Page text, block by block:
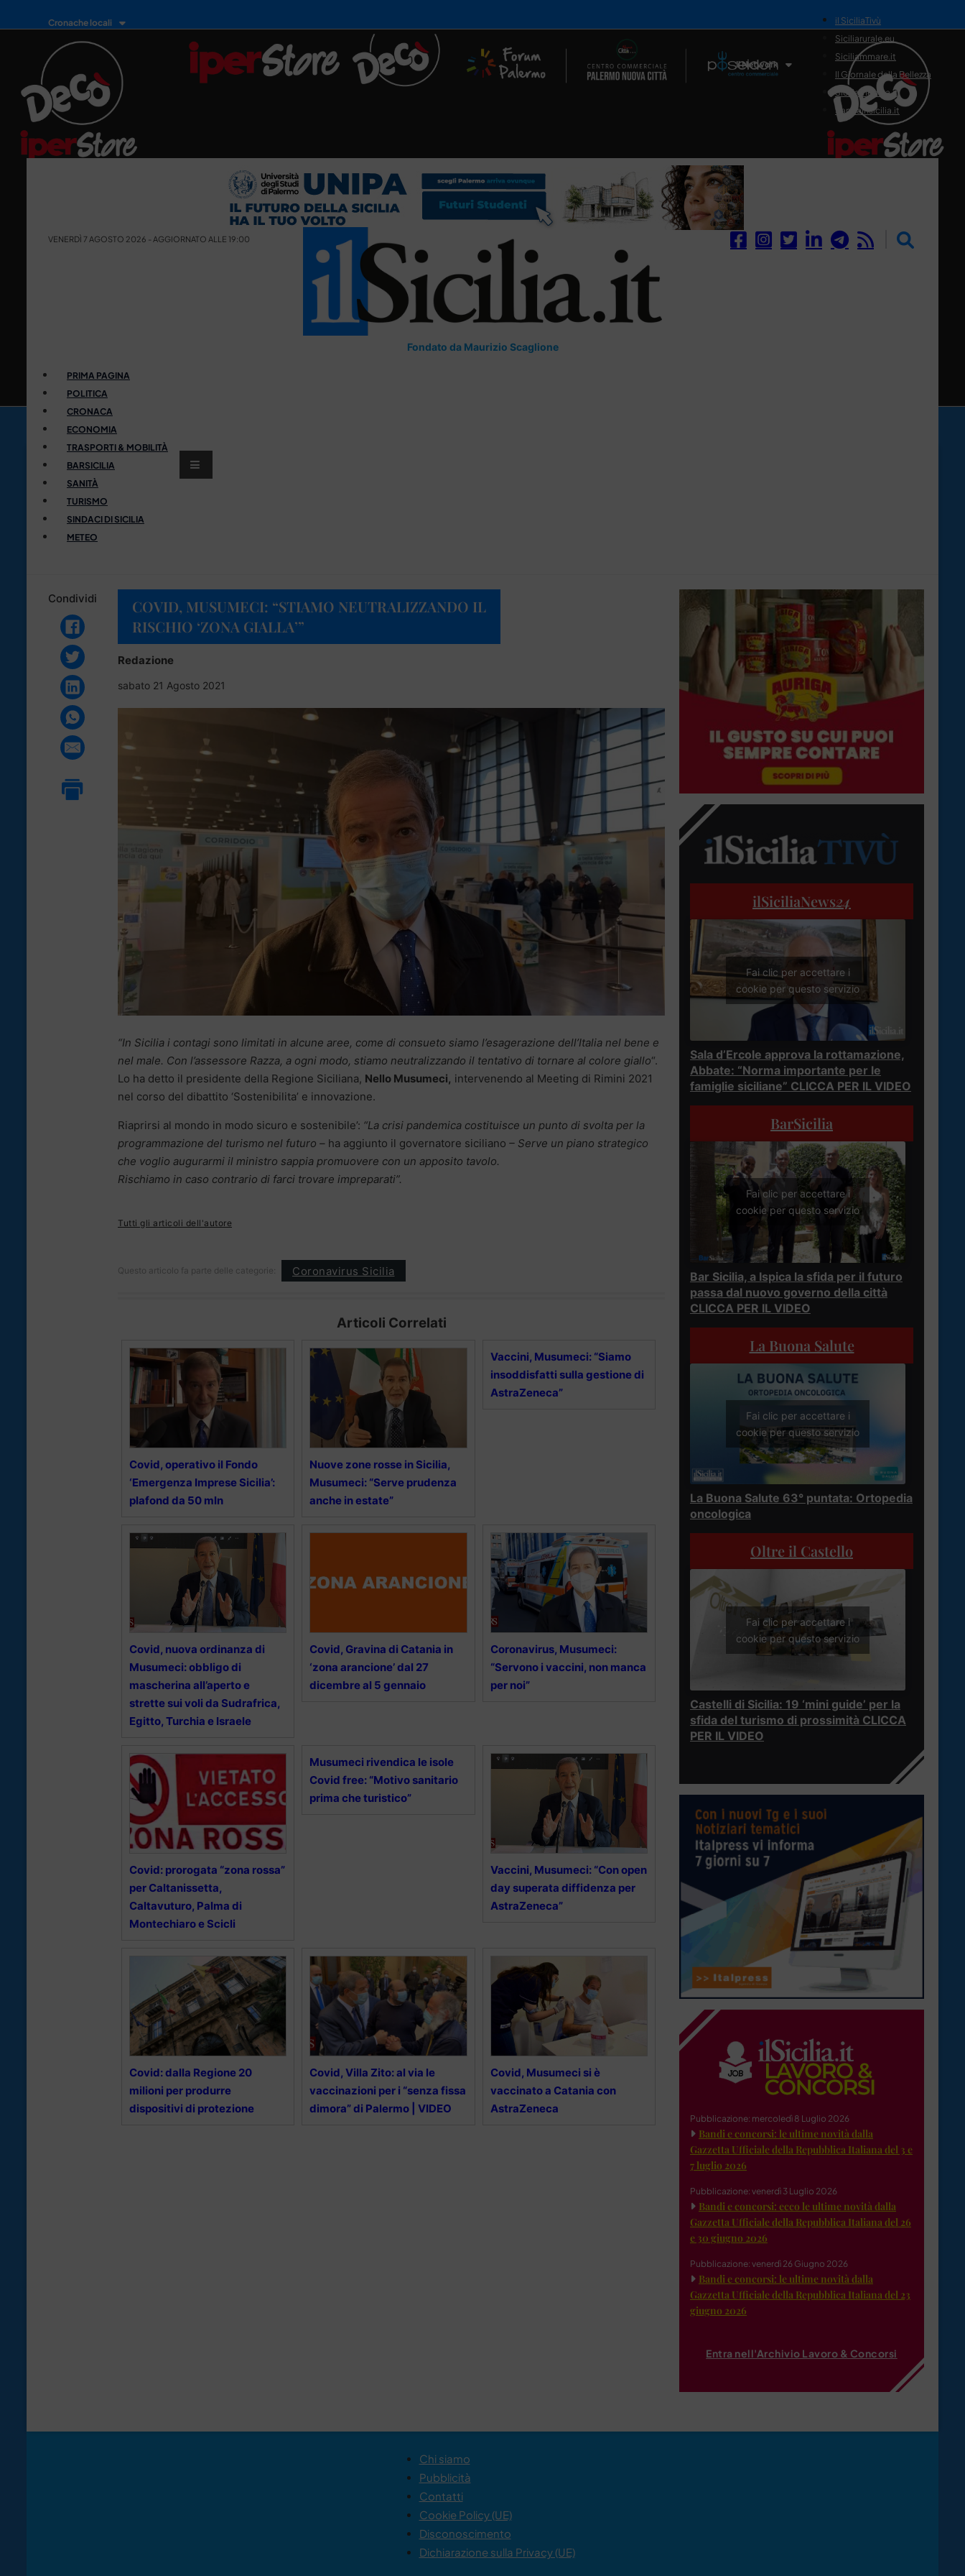
Cronache locali
Il Network
il SiciliaTivù
Siciliarurale.eu
Siciliammare.it
Il Giornale della Bellezza
Siciliamedica.it
Sanitainsicilia.it
VENERDÌ 7 AGOSTO 2026 - AGGIORNATO ALLE 19:00
Fondato da Maurizio Scaglione
PRIMA PAGINA
POLITICA
CRONACA
ECONOMIA
TRASPORTI & MOBILITÀ
BARSICILIA
SANITÀ
TURISMO
SINDACI DI SICILIA
METEO
Condividi
COVID, MUSUMECI: “STIAMO NEUTRALIZZANDO IL
RISCHIO ‘ZONA GIALLA’”
Redazione
sabato 21 Agosto 2021
“In Sicilia i contagi sono limitati in alcune aree, come di consueto siamo l’esagerazione dell’Italia nel bene e
nel male. Con l’assessore Razza, a ogni modo, stiamo neutralizzando il tentativo di tornare al colore giallo“.
Lo ha detto il presidente della Regione Siciliana, Nello Musumeci, intervenendo al Meeting di Rimini 2021
nel corso del dibattito ‘Sostenibilita’ e innovazione.
Riaprirsi al mondo in modo sicuro e sostenibile’: “La crisi pandemica costituisce un punto di svolta per la
programmazione del turismo nel futuro – ha aggiunto il governatore siciliano – Serve un piano strategico
che voglio augurarmi il ministro sappia promuovere con un apposito tavolo.
Rischiamo in caso contrario di farci trovare impreparati”.
Tutti gli articoli dell'autore
Questo articolo fa parte delle categorie: Coronavirus Sicilia
Articoli Correlati
Covid, operativo il Fondo
‘Emergenza Imprese Sicilia’:
plafond da 50 mln
Nuove zone rosse in Sicilia,
Musumeci: “Serve prudenza
anche in estate”
Vaccini, Musumeci: “Siamo
insoddisfatti sulla gestione di
AstraZeneca”
Covid, nuova ordinanza di
Musumeci: obbligo di
mascherina all’aperto e
strette sui voli da Sudrafrica,
Egitto, Turchia e Israele
Covid, Gravina di Catania in
‘zona arancione’ dal 27
dicembre al 5 gennaio
Coronavirus, Musumeci:
“Servono i vaccini, non manca
per noi”
Covid: prorogata “zona rossa”
per Caltanissetta,
Caltavuturo, Palma di
Montechiaro e Scicli
Musumeci rivendica le isole
Covid free: “Motivo sanitario
prima che turistico”
Vaccini, Musumeci: “Con open
day superata diffidenza per
AstraZeneca”
Covid: dalla Regione 20
milioni per produrre
dispositivi di protezione
Covid, Villa Zito: al via le
vaccinazioni per i “senza fissa
dimora” di Palermo | VIDEO
Covid, Musumeci si è
vaccinato a Catania con
AstraZeneca
ilSiciliaNews24
Fai clic per accettare i
cookie per questo servizio
Sala d’Ercole approva la rottamazione,
Abbate: “Norma importante per le
famiglie siciliane” CLICCA PER IL VIDEO
BarSicilia
Fai clic per accettare i
cookie per questo servizio
Bar Sicilia, a Ispica la sfida per il futuro
passa dal nuovo governo della città
CLICCA PER IL VIDEO
La Buona Salute
Fai clic per accettare i
cookie per questo servizio
La Buona Salute 63° puntata: Ortopedia
oncologica
Oltre il Castello
Fai clic per accettare i
cookie per questo servizio
Castelli di Sicilia: 19 ‘mini guide’ per la
sfida del turismo di prossimità CLICCA
PER IL VIDEO
Pubblicazione: mercoledì 8 Luglio 2026
Bandi e concorsi: le ultime novità dalla
Gazzetta Ufficiale della Repubblica Italiana del 3 e
7 luglio 2026
Pubblicazione: venerdì 3 Luglio 2026
Bandi e concorsi: ecco le ultime novità dalla
Gazzetta Ufficiale della Repubblica Italiana del 26
e 30 giugno 2026
Pubblicazione: venerdì 26 Giugno 2026
Bandi e concorsi: le ultime novità dalla
Gazzetta Ufficiale della Repubblica Italiana del 23
giugno 2026
Entra nell'Archivio Lavoro & Concorsi
Chi siamo
Pubblicità
Contatti
Cookie Policy (UE)
Disconoscimento
Dichiarazione sulla Privacy (UE)